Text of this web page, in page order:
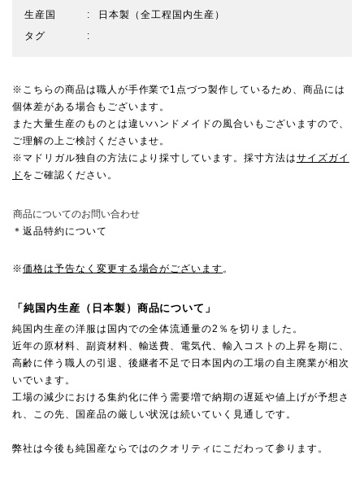
生産国
日本製（全工程国内生産）
タグ
※こちらの商品は職人が手作業で1点づつ製作しているため、商品には
個体差がある場合もございます。
また大量生産のものとは違いハンドメイドの風合いもございますので、
ご理解の上ご検討くださいませ。
※マドリガル独自の方法により採寸しています。採寸方法はサイズガイ
ド をご確認ください。
商品についてのお問い合わせ
＊返品特約について
※価格は予告なく変更する場合がございます。
「純国内生産（日本製）商品について」
純国内生産の洋服は国内での全体流通量の2％を切りました。
近年の原材料、副資材料、輸送費、電気代、輸入コストの上昇を期に、
高齢に伴う職人の引退、後継者不足で日本国内の工場の自主廃業が相次
いでいます。
工場の減少における集約化に伴う需要増で納期の遅延や値上げが予想さ
れ、この先、国産品の厳しい状況は続いていく見通しです。
弊社は今後も純国産ならではのクオリティにこだわって参ります。